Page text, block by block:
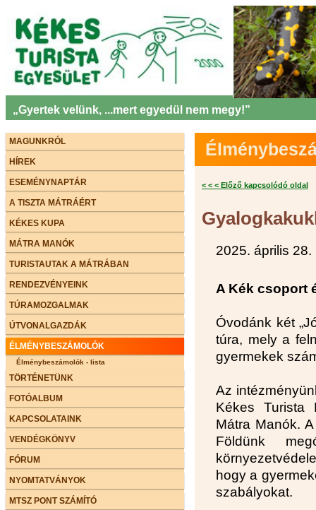
„Gyertek velünk, ...mert egyedül nem megy!”
MAGUNKRÓL
HÍREK
ESEMÉNYNAPTÁR
A TISZTA MÁTRÁÉRT
KÉKES KUPA
MÁTRA MANÓK
TURISTAUTAK A MÁTRÁBAN
RENDEZVÉNYEINK
TÚRAMOZGALMAK
ÚTVONALGAZDÁK
ÉLMÉNYBESZÁMOLÓK
Élménybeszámolók - lista
TÖRTÉNETÜNK
FOTÓALBUM
KAPCSOLATAINK
VENDÉGKÖNYV
FÓRUM
NYOMTATVÁNYOK
MTSZ PONT SZÁMÍTÓ
< < < Előző kapcsolódó oldal
2025. április 28.
A Kék csoport
Óvodánk két
túra, mely a
gyermekek
Az
Kékes Turista
Mátra Manók.
Földünk
hogy a
szabályokat.